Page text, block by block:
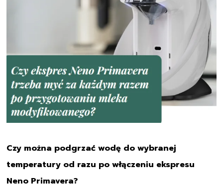
Czy można podgrzać wodę do wybranej
temperatury od razu po włączeniu ekspresu
Neno Primavera?